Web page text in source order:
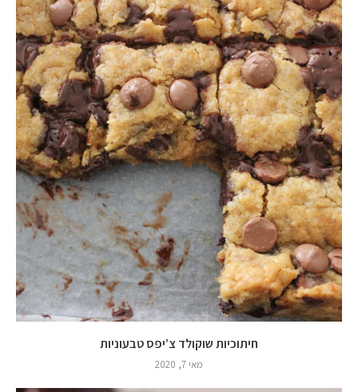
חיתוכיות שוקולד צ’יפס טבעוניות
מאי 7, 2020